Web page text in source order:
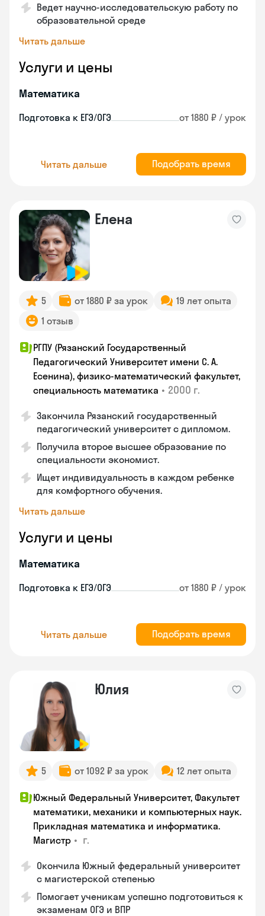
Ведет научно-исследовательскую работу по
образовательной среде
Читать дальше
Услуги и цены
Математика
Подготовка к ЕГЭ/ОГЭ от 1880 ₽ / урок
Читать дальше Подобрать время
Елена
5 от 1880 ₽ за урок
19 лет опыта
1 отзыв
РГПУ (Рязанский Государственный
Педагогический Университет имени С. А.
Есенина), физико-математический факультет,
специальность математика • 2000 г.
Закончилa Рязанский государственный
педагогический университет с дипломом.
Получила второе высшее образование по
специальности экономист.
Ищет индивидуальность в каждом ребенке
для комфортного обучения.
Читать дальше
Услуги и цены
Математика
Подготовка к ЕГЭ/ОГЭ от 1880 ₽ / урок
Читать дальше Подобрать время
Юлия
5 от 1092 ₽ за урок 12 лет опыта
Южный Федеральный Университет, Факультет
математики, механики и компьютерных наук.
Прикладная математика и информатика.
Магистр • г.
Окончила Южный федеральный университет
с магистерской степенью
Помогает ученикам успешно подготовиться к
экзаменам ОГЭ и ВПР